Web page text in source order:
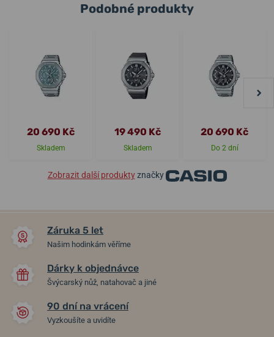
Podobné produkty
20 690 Kč
Skladem
19 490 Kč
Skladem
20 690 Kč
Do 2 dní
Zobrazit další produktyznačky
Záruka 5 let
Našim hodinkám věříme
Dárky k objednávce
Švýcarský nůž, natahovač a jiné
90 dní na vrácení
Vyzkoušíte a uvidíte